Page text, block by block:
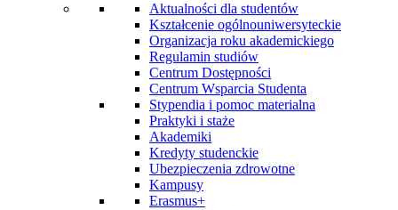
Aktualności dla studentów
Kształcenie ogólnouniwersyteckie
Organizacja roku akademickiego
Regulamin studiów
Centrum Dostępności
Centrum Wsparcia Studenta
Stypendia i pomoc materialna
Praktyki i staże
Akademiki
Kredyty studenckie
Ubezpieczenia zdrowotne
Kampusy
Erasmus+